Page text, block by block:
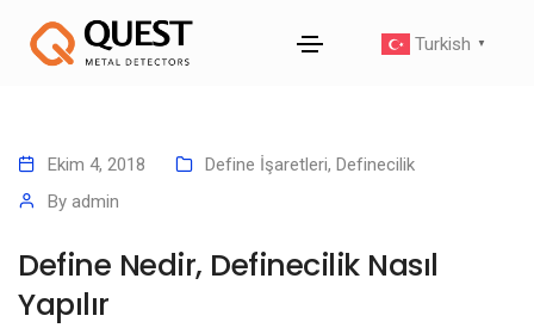
Turkish ▼
Ekim 4, 2018 Define İşaretleri, Definecilik
By admin
Define Nedir, Definecilik Nasıl
Yapılır